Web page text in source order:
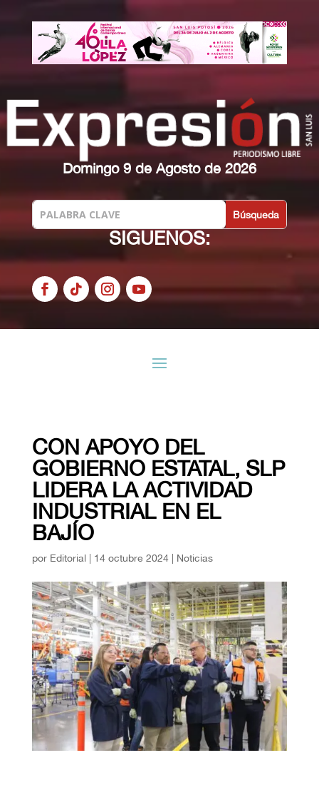
Domingo 9 de Agosto de 2026
SIGUENOS:
CON APOYO DEL
GOBIERNO ESTATAL, SLP
LIDERA LA ACTIVIDAD
INDUSTRIAL EN EL
BAJÍO
por Editorial| 14 octubre 2024| Noticias